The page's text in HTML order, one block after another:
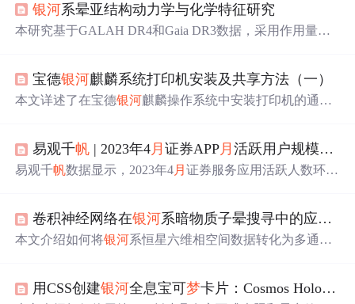
银河系晕亚结构动力学与化学特征研究
本研究基于GALAH DR4和Gaia DR3数据，采用作用量空
过化学-动力学联合分析揭示各结构的金属丰度分布、α/Fe
比值、r/s-过程元素特征及污染水平，证实其吸积起源并约
宝德银河麒麟系统打印机安装及共享方法（一）
本文详述了在宝德银河麒麟操作系统中安装打印机的通用
支持问题的方法。教程适用于银河麒麟V10(SP1)的ARM64
架构系统，同时也适配其他Linux发行版。
易观千帆 | 2023年4月证券APP月活跃用户规模盘点
易观千帆数据显示，2023年4月证券服务应用活跃人数环比
通达信环比增长。部分APP进行了版本迭代，如国泰君安
君弘、中信证券信e投等。
卷积神经网络在银河系暗物质子晕搜寻中的应用与实现
本文介绍如何将银河系恒星六维相空间数据转化为多通道
法基于盖亚卫星高精度天体测量数据，通过模拟生成带标
用CSS创建银河全息宝可梦卡片：Cosmos Holo技术完全指南